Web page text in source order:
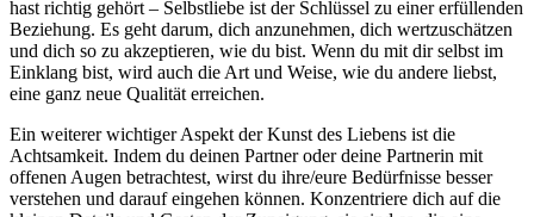
hast richtig gehört – Selbstliebe ist der Schlüssel zu einer erfüllenden
Beziehung. Es geht darum, dich anzunehmen, dich wertzuschätzen
und dich so zu akzeptieren, wie du bist. Wenn du mit dir selbst im
Einklang bist, wird auch die Art und Weise, wie du andere liebst,
eine ganz neue Qualität erreichen.
Ein weiterer wichtiger Aspekt der Kunst des Liebens ist die
Achtsamkeit. Indem du deinen Partner oder deine Partnerin mit
offenen Augen betrachtest, wirst du ihre/eure Bedürfnisse besser
verstehen und darauf eingehen können. Konzentriere dich auf die